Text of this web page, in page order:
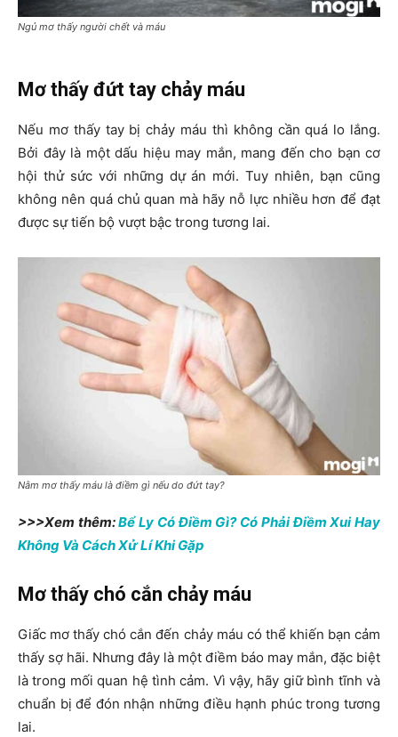
Ngủ mơ thấy người chết và máu
Mơ thấy đứt tay chảy máu
Nếu mơ thấy tay bị chảy máu thì không cần quá lo lắng.
Bởi đây là một dấu hiệu may mắn, mang đến cho bạn cơ
hội thử sức với những dự án mới. Tuy nhiên, bạn cũng
không nên quá chủ quan mà hãy nỗ lực nhiều hơn để đạt
được sự tiến bộ vượt bậc trong tương lai.
Nằm mơ thấy máu là điềm gì nếu do đứt tay?
>>>Xem thêm:Bể Ly Có Điềm Gì? Có Phải Điềm Xui Hay
Không Và Cách Xử Lí Khi Gặp
Mơ thấy chó cắn chảy máu
Giấc mơ thấy chó cắn đến chảy máu có thể khiến bạn cảm
thấy sợ hãi. Nhưng đây là một điềm báo may mắn, đặc biệt
là trong mối quan hệ tình cảm. Vì vậy, hãy giữ bình tĩnh và
chuẩn bị để đón nhận những điều hạnh phúc trong tương
lai.